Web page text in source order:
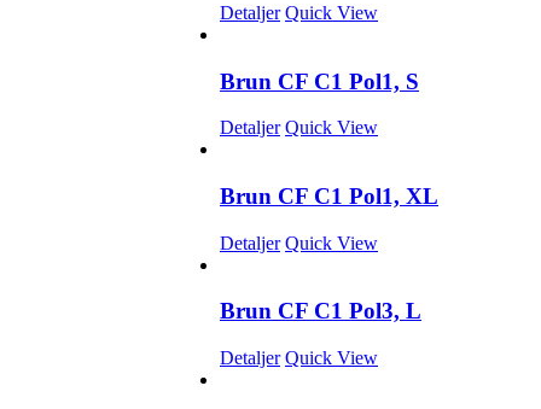
Detaljer Quick View
Brun CF C1 Pol1, S
Detaljer Quick View
Brun CF C1 Pol1, XL
Detaljer Quick View
Brun CF C1 Pol3, L
Detaljer Quick View